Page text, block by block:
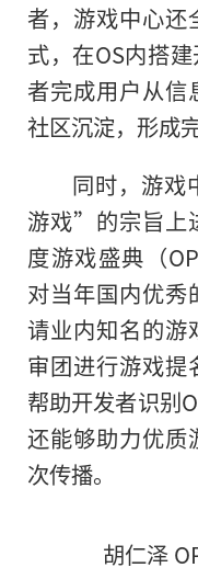
者，游戏中心还
式，在OS内搭
者完成用户从信
社区沉淀，形成
同时，游
游戏”的宗旨上
度游戏盛典（
对当年国内优秀
请业内知名的游
审团进行游戏提
帮助开发者识别
还能够助力优质
次传播。
胡仁泽